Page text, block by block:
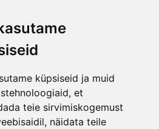
küpsiseid ja muid
et
teie sirvimiskogemust
näidata teile
siit.
siit. Tähed rajal-1.pdf